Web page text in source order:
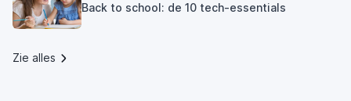
Back to school: de 10 tech-essentials
Zie alles